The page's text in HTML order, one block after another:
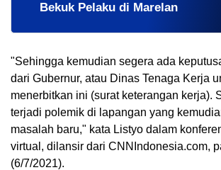
Bekuk Pelaku di Marelan
"Sehingga kemudian segera ada
dari Gubernur, atau Dinas Tenaga Kerja
menerbitkan ini (surat keterangan kerja).
terjadi polemik di lapangan yang
masalah baru," kata Listyo dalam
virtual, dilansir dari CNNIndonesia.com,
(6/7/2021).